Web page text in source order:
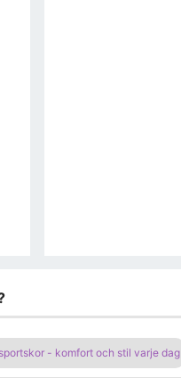
- komfort och stil varje dag